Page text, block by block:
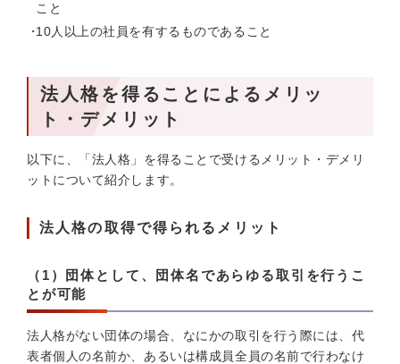
こと
10人以上の社員を有するものであること
法人格を得ることによるメリッ
ト・デメリット
以下に、「法人格」を得ることで受けるメリット・デメリ
ットについて紹介します。
法人格の取得で得られるメリット
（1）団体として、団体名であらゆる取引を行うこ
とが可能
法人格がない団体の場合、なにかの取引を行う際には、代
表者個人の名前か、あるいは構成員全員の名前で行わなけ